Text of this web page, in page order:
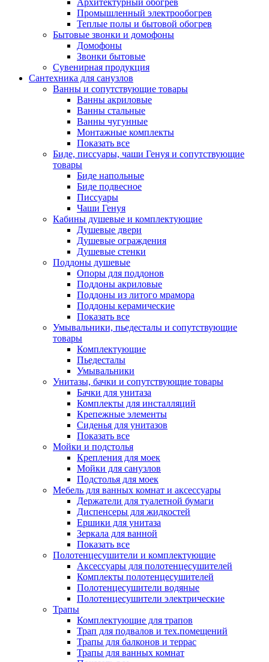
Архитектурный обогрев
Промышленный электрообогрев
Теплые полы и бытовой обогрев
Бытовые звонки и домофоны
Домофоны
Звонки бытовые
Сувенирная продукция
Сантехника для санузлов
Ванны и сопутствующие товары
Ванны акриловые
Ванны стальные
Ванны чугунные
Монтажные комплекты
Показать все
Биде, писсуары, чаши Генуя и сопутствующие
товары
Биде напольные
Биде подвесное
Писсуары
Чаши Генуя
Кабины душевые и комплектующие
Душевые двери
Душевые ограждения
Душевые стенки
Поддоны душевые
Опоры для поддонов
Поддоны акриловые
Поддоны из литого мрамора
Поддоны керамические
Показать все
Умывальники, пьедесталы и сопутствующие
товары
Комплектующие
Пьедесталы
Умывальники
Унитазы, бачки и сопутствующие товары
Бачки для унитаза
Комплекты для инсталляций
Крепежные элементы
Сиденья для унитазов
Показать все
Мойки и подстолья
Крепления для моек
Мойки для санузлов
Подстолья для моек
Мебель для ванных комнат и аксессуары
Держатели для туалетной бумаги
Диспенсеры для жидкостей
Ершики для унитаза
Зеркала для ванной
Показать все
Полотенцесушители и комплектующие
Аксессуары для полотенцесушителей
Комплекты полотенцесушителей
Полотенцесушители водяные
Полотенцесушители электрические
Трапы
Комплектующие для трапов
Трап для подвалов и тех.помещений
Трапы для балконов и террас
Трапы для ванных комнат